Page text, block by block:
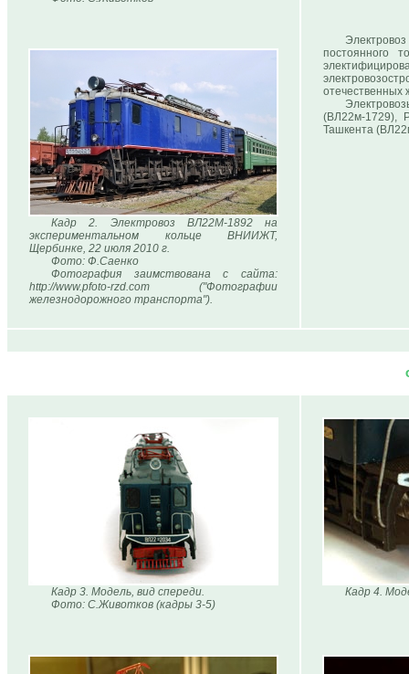
Кадр 2. Электровоз ВЛ22М-1892 на
экспериментальном кольце ВНИИЖТ,
Щербинке, 22 июля 2010 г.
Фото: Ф.Саенко
Фотография заимствована с сайта:
http://www.pfoto-rzd.com ("Фотографии
железнодорожного транспорта").
постоянного
отечественных
(ВЛ22м-1729),
Ташкента
Кадр 3. Модель, вид спереди.
Фото: С.Животков (кадры 3-5)
Кадр 4.